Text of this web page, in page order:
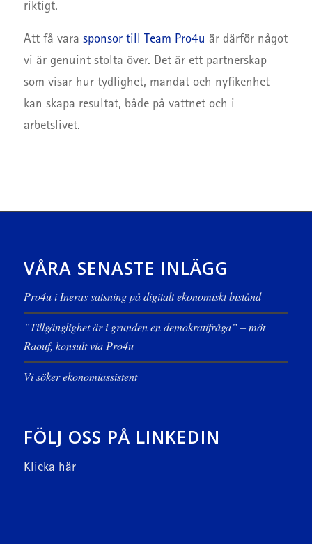
riktigt.
Att få vara sponsor till Team Pro4u är därför något
vi är genuint stolta över. Det är ett partnerskap
som visar hur tydlighet, mandat och nyfikenhet
kan skapa resultat, både på vattnet och i
arbetslivet.
VÅRA SENASTE INLÄGG
Pro4u i Ineras satsning på digitalt ekonomiskt bistånd
”Tillgänglighet är i grunden en demokratifråga” – möt
Raouf, konsult via Pro4u
Vi söker ekonomiassistent
FÖLJ OSS PÅ LINKEDIN
Klicka här